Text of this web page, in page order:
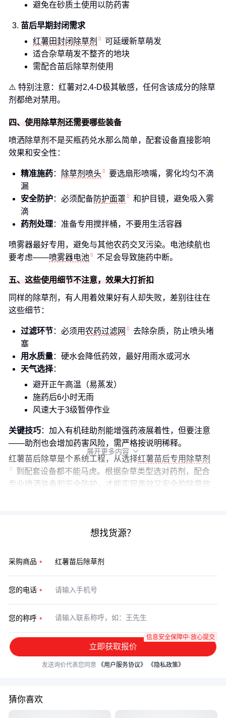
避免在砂质土使用以防药害
苗后早期封闭需求
红薯田封闭除草剂
可延缓新草萌发
适合杂草萌发不整齐的地块
需配合苗后除草剂使用
⚠️ 特别注意：红薯对2,4-D极其敏感，任何含该成分的除草
剂都绝对禁用。
四、使用除草剂还需要哪些装备
喷洒除草剂不是买瓶药兑水那么简单，配套设备直接影响
效果和安全性：
精准施药： 除草剂喷头
要选扇形喷嘴，雾化均匀不滴
漏
安全防护：必须配备防护面罩
和护目镜，避免吸入雾
滴
药剂处理：准备专用搅拌桶，不要用生活容器
喷雾器最好专用，避免与其他农药交叉污染。电池续航也
要考虑——喷雾器电池 不足会导致施药中断。
五、这些使用细节不注意，效果大打折扣
同样的除草剂，有人用着效果好有人却失败，差别往往在
这些细节：
过滤环节：必须用农药过滤网
去除杂质，防止喷头堵
塞
用水质量：硬水会降低药效，最好用雨水或河水
天气选择：
避开正午高温（易蒸发）
施药后6小时无雨
风速大于3级暂停作业
关键技巧：加入有机硅助剂能增强药液展着性，但要注意
——助剂也会增加药害风险，需严格按说明稀释。
红薯苗后除草是个系统工程，从选择红薯苗后专用除草剂
到配套设备都不能马虎。根据杂草类型选对药剂，配合
专业喷洒装备和安全防护，才能实现高效又安全的除草效
展开更多内容 
想找货源？
采购商品
您的电话
您的称呼
立即获取报价
信息安全保障中·放心提交
发送询价代表您同意 《用户服务协议》 《隐私政策》
猜你喜欢